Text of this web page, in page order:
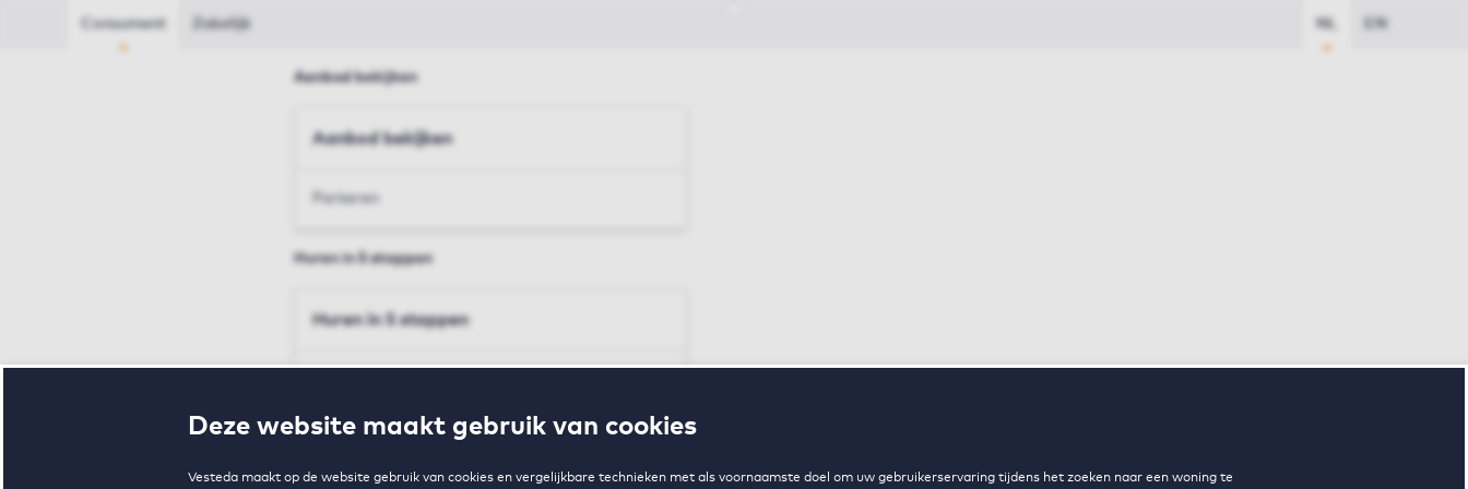
Deze website maakt gebruik van cookies
Vesteda maakt op de website gebruik van cookies en vergelijkbare technieken met als voornaamste doel om uw gebruikerservaring tijdens het zoeken naar een woning te
Consument Zakelijk NL EN
Aanbod bekijken
Aanbod bekijken
Parkeren
Huren in 5 stappen
Huren in 5 stappen
Voorwaarden en toewijzing